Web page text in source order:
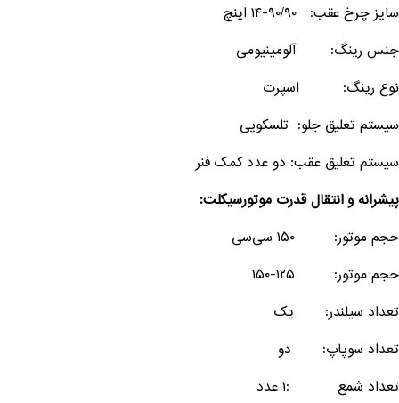
سایز چرخ عقب: ۹۰/۹۰-۱۴ اینچ
جنس رینگ: آلومینیومی
نوع رینگ: اسپرت
سیستم تعلیق جلو: تلسکوپی
سیستم تعلیق عقب: دو عدد کمک فنر
پیشرانه و انتقال قدرت موتورسیکلت:
حجم موتور: ۱۵۰ سی‌سی
حجم موتور: ۱۲۵-۱۵۰
تعداد سیلندر: یک
تعداد سوپاپ: دو
تعداد شمع :۱ عدد